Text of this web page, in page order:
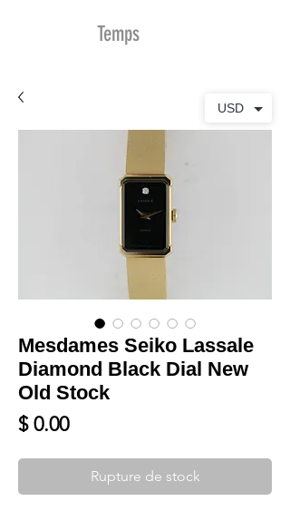
Temps
Mesdames Seiko Lassale
Diamond Black Dial New
Old Stock
$ 0.00Prix
Rupture de stock
USD